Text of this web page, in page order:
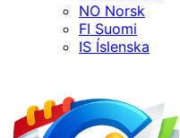
NO Norsk
FI Suomi
IS Íslenska